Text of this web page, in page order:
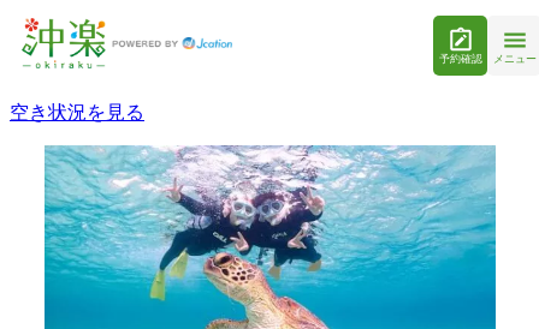
予約確認 メニュー
空き状況を見る